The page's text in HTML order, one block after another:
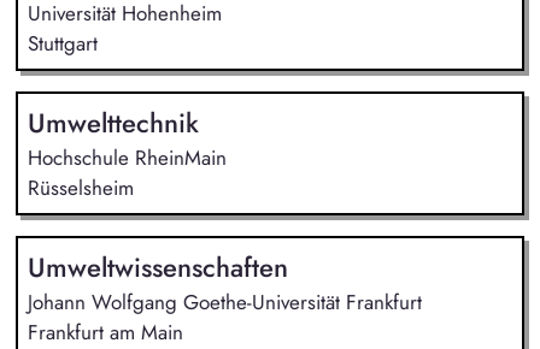
Universität Hohenheim
Stuttgart
Umwelttechnik
Hochschule RheinMain
Rüsselsheim
Umweltwissenschaften
Johann Wolfgang Goethe-Universität Frankfurt
Frankfurt am Main